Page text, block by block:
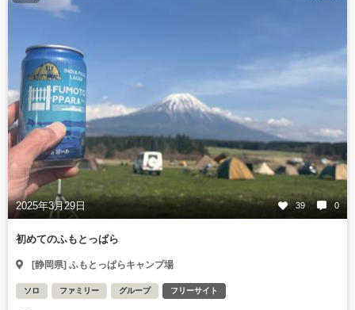
2025年3月29日 39 0
初めてのふもとっぱら
[静岡県] ふもとっぱらキャンプ場
ソロ ファミリー グループ フリーサイト